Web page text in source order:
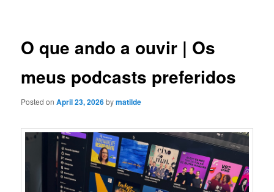
O que ando a ouvir | Os
meus podcasts preferidos
Posted onApril 23, 2026bymatilde